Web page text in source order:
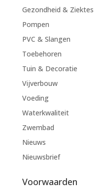
Gezondheid & Ziektes
Pompen
PVC & Slangen
Toebehoren
Tuin & Decoratie
Vijverbouw
Voeding
Waterkwaliteit
Zwembad
Nieuws
Nieuwsbrief
Voorwaarden